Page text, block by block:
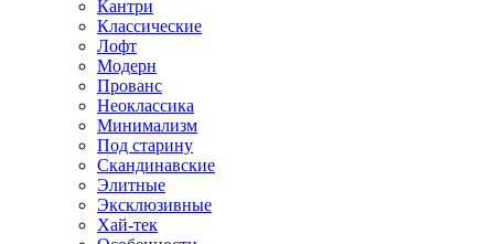
Кантри
Классические
Лофт
Модерн
Прованс
Неоклассика
Минимализм
Под старину
Скандинавские
Элитные
Эксклюзивные
Хай-тек